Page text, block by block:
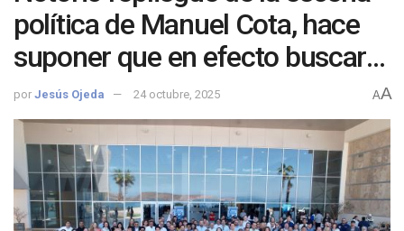
política de Manuel Cota, hace
suponer que en efecto buscará
la alcaldía paceña en lugar de la
gubernatura.
por Jesús Ojeda 24 octubre, 2025 AA